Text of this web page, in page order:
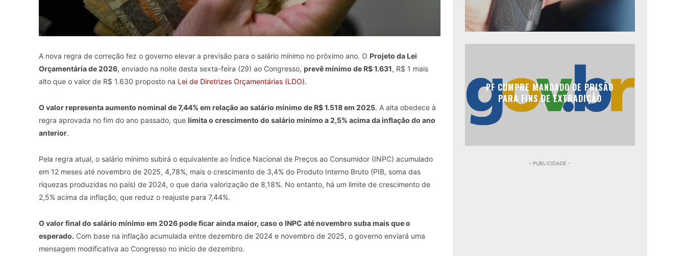
A nova regra de correção fez o governo elevar a previsão para o salário mínimo no próximo ano. O Projeto da Lei
Orçamentária de 2026, enviado na noite desta sexta-feira (29) ao Congresso, prevê mínimo de R$ 1.631, R$ 1 mais
alto que o valor de R$ 1.630 proposto na Lei de Diretrizes Orçamentárias (LDO).
O valor representa aumento nominal de 7,44% em relação ao salário mínimo de R$ 1.518 em 2025. A alta obedece à
regra aprovada no fim do ano passado, que limita o crescimento do salário mínimo a 2,5% acima da inflação do ano
anterior.
Pela regra atual, o salário mínimo subirá o equivalente ao Índice Nacional de Preços ao Consumidor (INPC) acumulado
em 12 meses até novembro de 2025, 4,78%, mais o crescimento de 3,4% do Produto Interno Bruto (PIB, soma das
riquezas produzidas no país) de 2024, o que daria valorização de 8,18%. No entanto, há um limite de crescimento de
2,5% acima da inflação, que reduz o reajuste para 7,44%.
O valor final do salário mínimo em 2026 pode ficar ainda maior, caso o INPC até novembro suba mais que o
esperado. Com base na inflação acumulada entre dezembro de 2024 e novembro de 2025, o governo enviará uma
mensagem modificativa ao Congresso no início de dezembro.
PF CUMPRE MANDADO DE PRISÃO
PARA FINS DE EXTRADIÇÃO
- PUBLICIDADE -